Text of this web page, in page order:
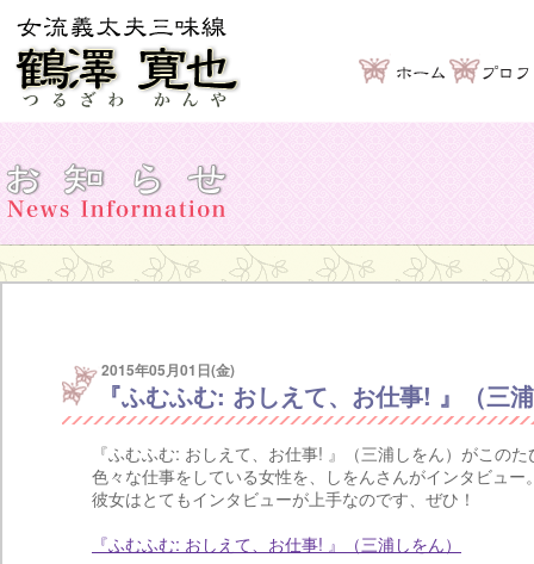
2015年05月01日(金)
『ふむふむ: おしえて、お仕事! 』（三
『ふむふむ: おしえて、お仕事! 』（三浦しをん）がこの
色々な仕事をしている女性を、しをんさんがインタビュ
彼女はとてもインタビューが上手なのです、ぜひ！
『ふむふむ: おしえて、お仕事! 』（三浦しをん）